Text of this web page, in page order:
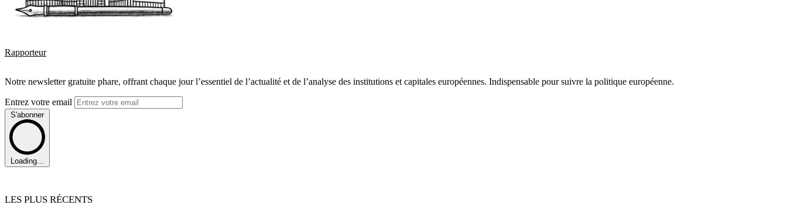
Rapporteur
Notre newsletter gratuite phare, offrant chaque jour l’essentiel de l’actualité et de l’analyse des institutions et capitales européennes. Indispensable pour suivre la politique européenne.
Entrez votre email
S'abonner
Loading...
LES PLUS RÉCENTS